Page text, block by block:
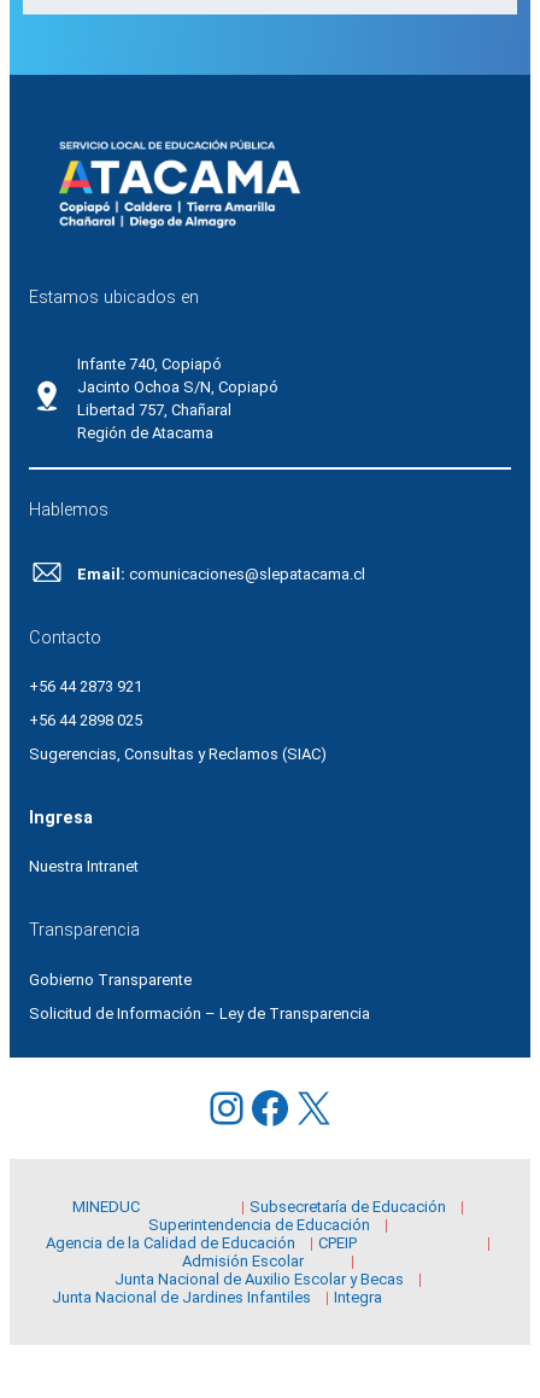
Estamos ubicados en
Infante 740, Copiapó
Jacinto Ochoa S/N, Copiapó
Libertad 757, Chañaral
Región de Atacama
Hablemos
Email: comunicaciones@slepatacama.cl
Contacto
+56 44 2873 921
+56 44 2898 025
Sugerencias, Consultas y Reclamos (SIAC)
Ingresa
Nuestra Intranet
Transparencia
Gobierno Transparente
Solicitud de Información – Ley de Transparencia
Instagram
Facebook
X
MINEDUC
Subsecretaría de Educación
Superintendencia de Educación
Agencia de la Calidad de Educación
CPEIP
Admisión Escolar
Junta Nacional de Auxilio Escolar y Becas
Junta Nacional de Jardines Infantiles
Integra